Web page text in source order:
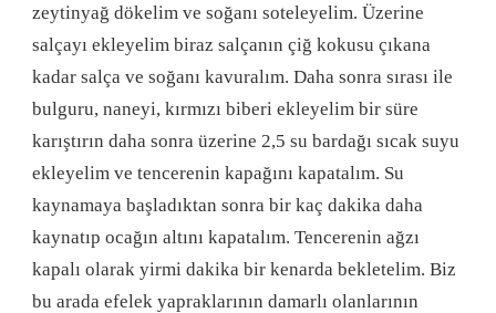
zeytinyağ dökelim ve soğanı soteleyelim. Üzerine
salçayı ekleyelim biraz salçanın çiğ kokusu çıkana
kadar salça ve soğanı kavuralım. Daha sonra sırası ile
bulguru, naneyi, kırmızı biberi ekleyelim bir süre
karıştırın daha sonra üzerine 2,5 su bardağı sıcak suyu
ekleyelim ve tencerenin kapağını kapatalım. Su
kaynamaya başladıktan sonra bir kaç dakika daha
kaynatıp ocağın altını kapatalım. Tencerenin ağzı
kapalı olarak yirmi dakika bir kenarda bekletelim. Biz
bu arada efelek yapraklarının damarlı olanlarının